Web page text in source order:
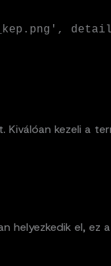
Kiválóan kezeli a
helyezkedik el, ez a